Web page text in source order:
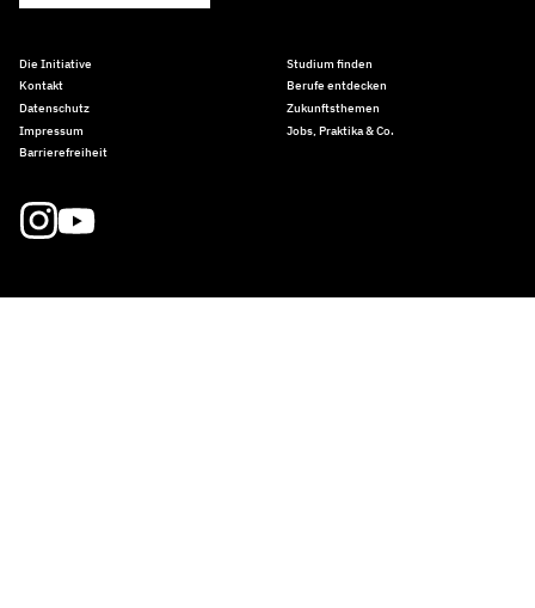
Die Initiative
Kontakt
Datenschutz
Impressum
Barrierefreiheit
Studium finden
Berufe entdecken
Zukunftsthemen
Jobs, Praktika & Co.